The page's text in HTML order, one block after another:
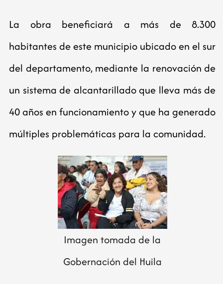
La obra beneficiará a más de 8.300
habitantes de este municipio ubicado en el sur
del departamento, mediante la renovación de
un sistema de alcantarillado que lleva más de
40 años en funcionamiento y que ha generado
múltiples problemáticas para la comunidad.
Imagen tomada de la
Gobernación del Huila